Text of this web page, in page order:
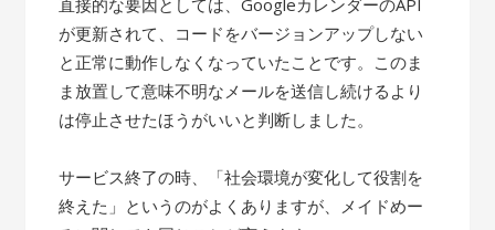
が更新されて、コードをバージョンアップしない
と正常に動作しなくなっていたことです。このま
ま放置して意味不明なメールを送信し続けるより
は停止させたほうがいいと判断しました。
サービス終了の時、「社会環境が変化して役割を
終えた」というのがよくありますが、メイドめー